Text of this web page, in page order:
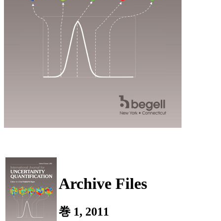
Archive Files
巻 1, 2011